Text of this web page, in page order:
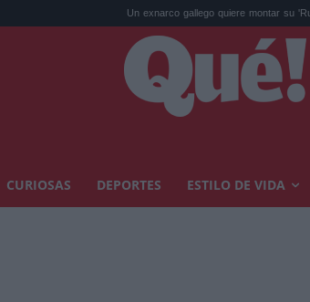
Un exnarco gallego quiere montar su 'Ruta del
CURIOSAS DEPORTES ESTILO DE VIDA